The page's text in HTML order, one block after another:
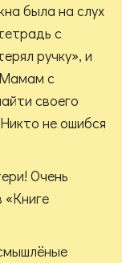
была на слух
с
ручку», и
Мамам с
своего
не ошибся
Очень
«Книге